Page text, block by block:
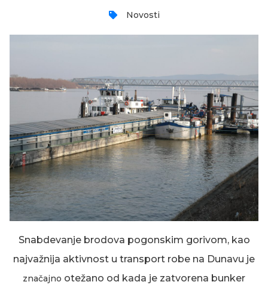
Novosti
Snabdevanje brodova pogonskim gorivom, kao
najvažnija aktivnost u transport robe na Dunavu je
značajno otežano od kada je zatvorena bunker